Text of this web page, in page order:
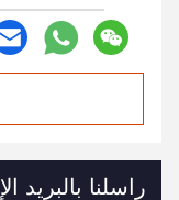
راسلنا بالبريد